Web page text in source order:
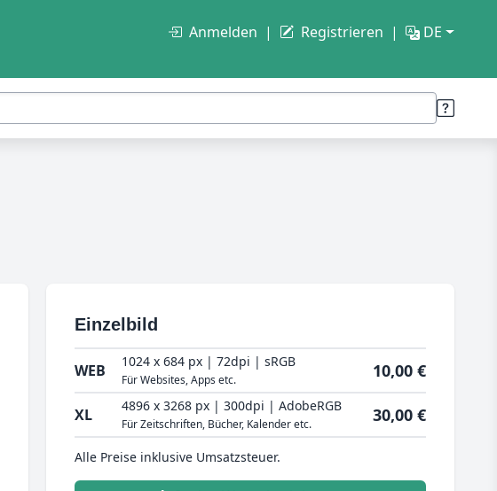
Anmelden Registrieren DE
Einzelbild
WEB 1024 x 684 px | 72dpi | sRGB
Für Websites, Apps etc. 10,00 €
XL 4896 x 3268 px | 300dpi | AdobeRGB
Für Zeitschriften, Bücher, Kalender etc. 30,00 €
Alle Preise inklusive Umsatzsteuer.